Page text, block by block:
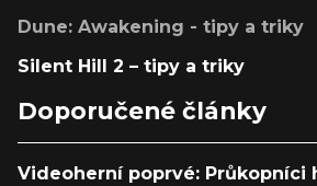
Dune: Awakening - tipy a triky
Silent Hill 2 – tipy a triky
Doporučené články
Videoherní poprvé: Průkopníci